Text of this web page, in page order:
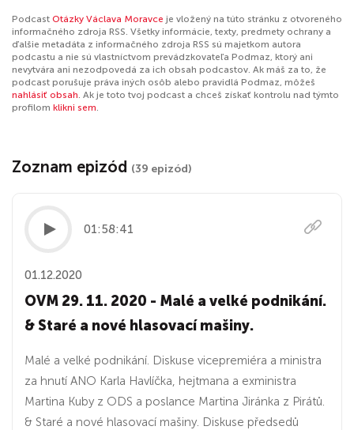
Podcast Otázky Václava Moravce je vložený na túto stránku z otvoreného
informačného zdroja RSS. Všetky informácie, texty, predmety ochrany a
ďalšie metadáta z informačného zdroja RSS sú majetkom autora
podcastu a nie sú vlastníctvom prevádzkovateľa Podmaz, ktorý ani
nevytvára ani nezodpovedá za ich obsah podcastov. Ak máš za to, že
podcast porušuje práva iných osôb alebo pravidlá Podmaz, môžeš
nahlásiť obsah. Ak je toto tvoj podcast a chceš získať kontrolu nad týmto
profilom klikni sem.
Zoznam epizód (39 epizód)
01:58:41
01.12.2020
OVM 29. 11. 2020 - Malé a velké podnikání.
& Staré a nové hlasovací mašiny.
Malé a velké podnikání. Diskuse vicepremiéra a ministra
za hnutí ANO Karla Havlíčka, hejtmana a exministra
Martina Kuby z ODS a poslance Martina Jiránka z Pirátů.
& Staré a nové hlasovací mašiny. Diskuse předsedů